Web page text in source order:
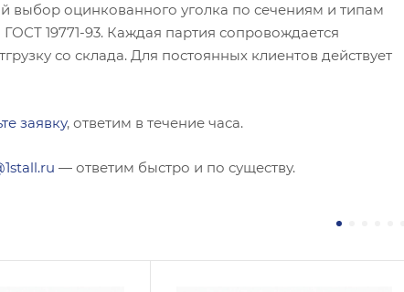
выбор оцинкованного уголка по сечениям и типам
19771-93. Каждая партия сопровождается
со склада. Для постоянных клиентов действует
заявку, ответим в течение часа.
— ответим быстро и по существу.